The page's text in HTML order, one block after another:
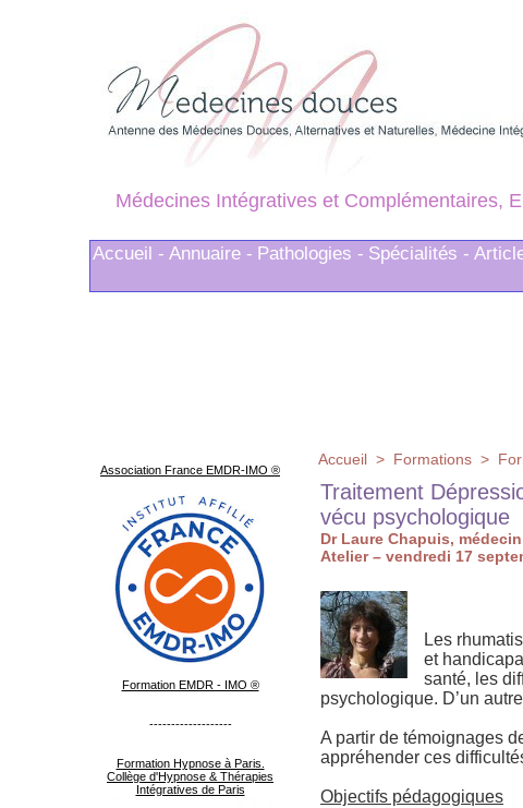
Médecines Intégratives et Complémentaires,
Accueil - Annuaire - Pathologies - Spécialités -
Association France EMDR-IMO ®
Formation EMDR - IMO ®
-------------------
Formation Hypnose à Paris.
Collège d'Hypnose & Thérapies
Intégratives de Paris
Accueil > Formations >
Traitement
vécu psychologique
Dr Laure Chapuis,
Atelier – vendredi 17
Les
et
santé, les
psychologique. D’un
A partir de témoignages
appréhender ces
Objectifs pédagogiques